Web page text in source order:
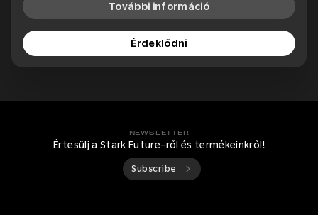
További információ
Érdeklődni
NEWSLETTER
Értesülj a Stark Future-ről és termékeinkről!
Subscribe